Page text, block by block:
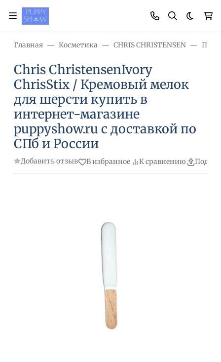
Главная Косметика CHRIS CHRISTENSEN
Chris ChristensenIvory
ChrisStix / Кремовый мелок
для шерсти купить в
интернет-магазине
puppyshow.ru с доставкой по
СПб и России
Добавить отзыв В избранное К сравнению